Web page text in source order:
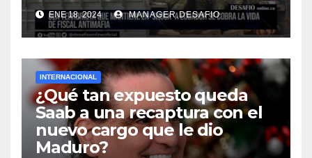
ENE 18, 2024 MANAGER.DESAFIO
INTERNACIONAL
¿Qué tan expuesto queda
Saab a una recaptura con el
nuevo cargo que le dio
Maduro?